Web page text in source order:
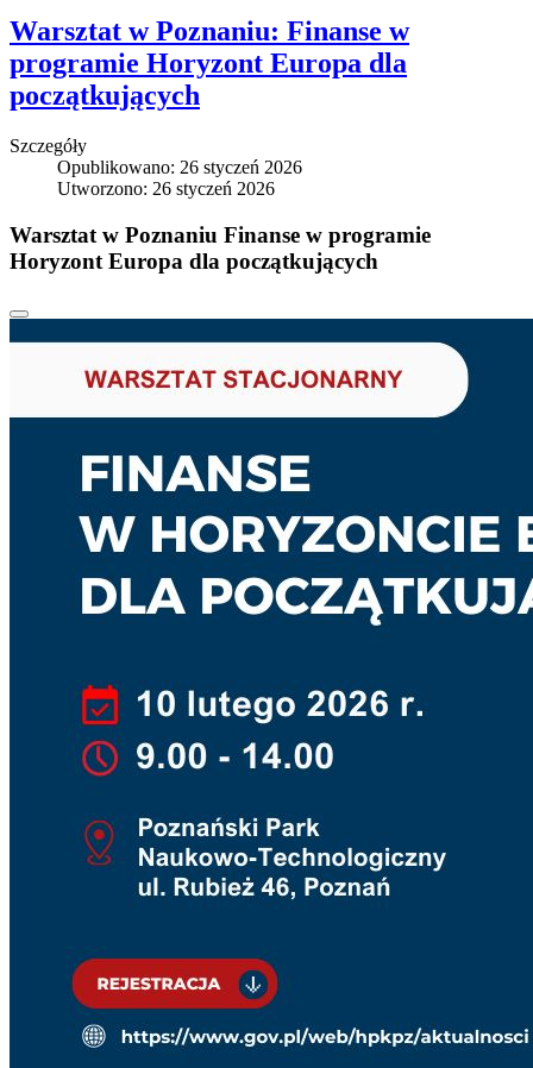
Warsztat w Poznaniu: Finanse w
programie Horyzont Europa dla
początkujących
Szczegóły
Opublikowano: 26 styczeń 2026
Utworzono: 26 styczeń 2026
Warsztat w Poznaniu Finanse w programie
Horyzont Europa dla początkujących